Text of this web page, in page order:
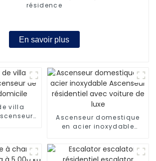
résidence
En savoir plus
villa
Ascenseur domestique
en acier inoxydable
avec voiture de luxe